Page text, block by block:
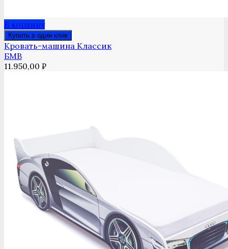
В корзину
Купить в один клик
Кровать-машина Классик
БМВ
11.950,00 ₽